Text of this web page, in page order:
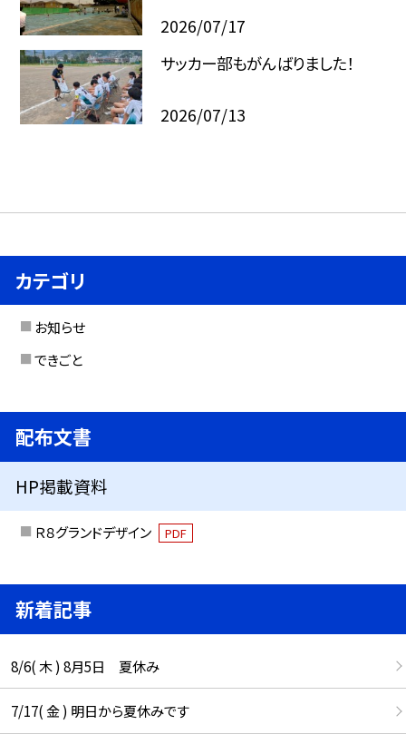
2026/07/17
サッカー部もがんばりました！
2026/07/13
カテゴリ
お知らせ
できごと
配布文書
HP掲載資料
Ｒ８グランドデザイン PDF
新着記事
8/6( 木 ) 8月5日 夏休み
7/17( 金 ) 明日から夏休みです